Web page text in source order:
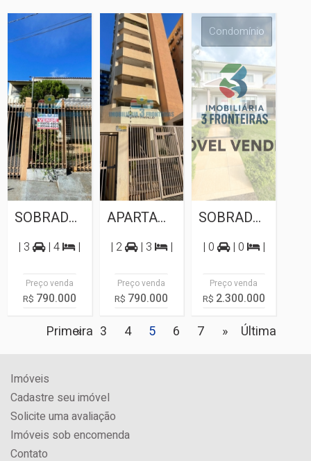
Sobrado
SOBRADO A VENDA NO JARDIM LARANJEIRAS
| 3 | 4 |
Preço venda
R$ 790.000
Apartamento
APARTAMENTO PARA VENDA NO ED. AUGUSTO...
| 2 | 3 |
Preço venda
R$ 790.000
Condomínio
SOBRADO PARA VENDA NO CONDOMÍNIO RESIDENCIAL...
| 0 | 0 |
Preço venda
R$ 2.300.000
Primeira
« 3 4 5 6 7 » Última
Imóveis
Cadastre seu imóvel
Solicite uma avaliação
Imóveis sob encomenda
Contato